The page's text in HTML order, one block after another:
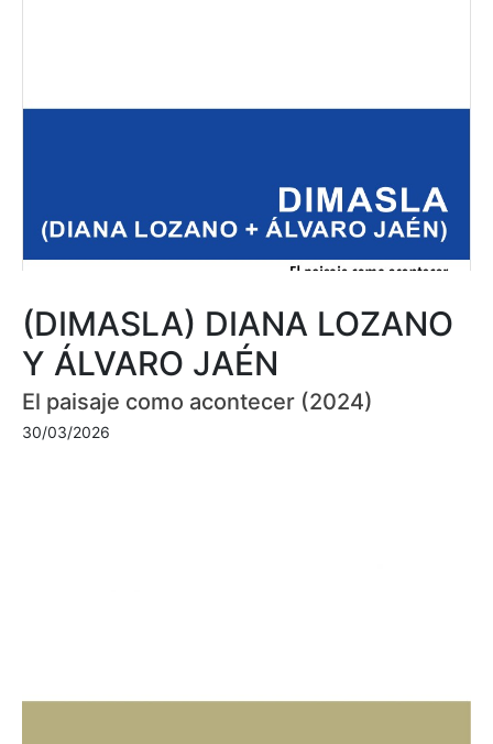
(DIMASLA) DIANA LOZANO
Y ÁLVARO JAÉN
El paisaje como acontecer (2024)
30/03/2026